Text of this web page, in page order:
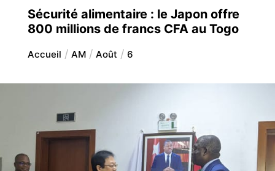
Sécurité alimentaire : le Japon offre
800 millions de francs CFA au Togo
Accueil AM Août 6